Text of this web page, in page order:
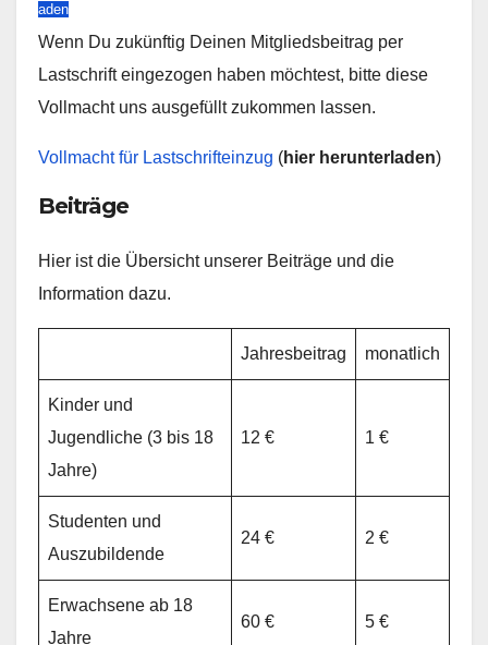
aden
Wenn Du zukünftig Deinen Mitgliedsbeitrag per
Lastschrift eingezogen haben möchtest, bitte diese
Vollmacht uns ausgefüllt zukommen lassen.
Vollmacht für Lastschrifteinzug (hier herunterladen)
Beiträge
Hier ist die Übersicht unserer Beiträge und die
Information dazu.
Jahresbeitrag monatlich
Kinder und
Jugendliche (3 bis 18
Jahre)
12 € 1 €
Studenten und
Auszubildende
24 € 2 €
Erwachsene ab 18
Jahre
60 € 5 €